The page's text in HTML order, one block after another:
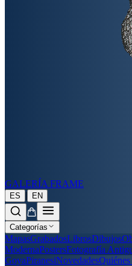
GALERÍA FRAME
ES | EN
Categorías
MapasGrabadosLibrosDibujos
ModernaPostersFotografía
GoyaPiranesiNovedades